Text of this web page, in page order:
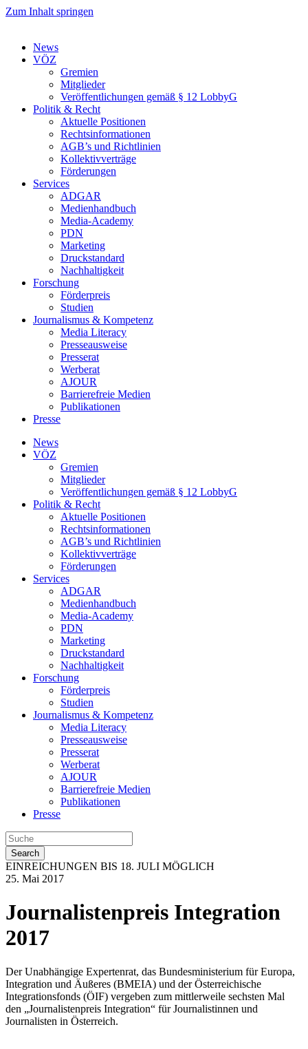
Zum Inhalt springen
News
VÖZ
Gremien
Mitglieder
Veröffentlichungen gemäß § 12 LobbyG
Politik & Recht
Aktuelle Positionen
Rechtsinformationen
AGB’s und Richtlinien
Kollektivverträge
Förderungen
Services
ADGAR
Medienhandbuch
Media-Academy
PDN
Marketing
Druckstandard
Nachhaltigkeit
Forschung
Förderpreis
Studien
Journalismus & Kompetenz
Media Literacy
Presseausweise
Presserat
Werberat
AJOUR
Barrierefreie Medien
Publikationen
Presse
News
VÖZ
Gremien
Mitglieder
Veröffentlichungen gemäß § 12 LobbyG
Politik & Recht
Aktuelle Positionen
Rechtsinformationen
AGB’s und Richtlinien
Kollektivverträge
Förderungen
Services
ADGAR
Medienhandbuch
Media-Academy
PDN
Marketing
Druckstandard
Nachhaltigkeit
Forschung
Förderpreis
Studien
Journalismus & Kompetenz
Media Literacy
Presseausweise
Presserat
Werberat
AJOUR
Barrierefreie Medien
Publikationen
Presse
Search
EINREICHUNGEN BIS 18. JULI MÖGLICH
25. Mai 2017
Journalistenpreis Integration
2017
Der Unabhängige Expertenrat, das Bundesministerium für Europa,
Integration und Äußeres (BMEIA) und der Österreichische
Integrationsfonds (ÖIF) vergeben zum mittlerweile sechsten Mal
den „Journalistenpreis Integration“ für Journalistinnen und
Journalisten in Österreich.